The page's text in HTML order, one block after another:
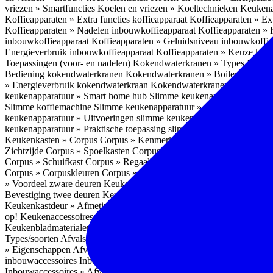
vriezen » Smartfuncties Koelen en vriezen » Koeltechnieken
Koffieapparaten » Extra functies koffieapparaat Koffieapparaten »
Koffieapparaten » Nadelen inbouwkoffieapparaat Koffieapparaten »
inbouwkoffieapparaat Koffieapparaten » Geluidsniveau
Energieverbruik inbouwkoffieapparaat Koffieapparaten » Keuze
Toepassingen (voor- en nadelen) Kokendwaterkranen » Types
Bediening kokendwaterkranen Kokendwaterkranen » Boilers
» Energieverbruik kokendwaterkraan Kokendwaterkranen »
keukenapparatuur » Smart home hub Slimme keukenapparatuur »
Slimme koffiemachine Slimme keukenapparatuur » Slimme stekker
keukenapparatuur » Uitvoeringen slimme keukenapparatuur
keukenapparatuur » Praktische toepassing slimme keukenapparatuur
Keukenkasten » Corpus Corpus » Kenmerken
Zichtzijde Corpus » Spoelkasten Corpus » Soorten keukenkasten
Corpus » Schuifkast Corpus » Regaalkast
Corpus » Corpuskleuren Corpus » Corpus in kleur
» Voordeel zware deuren Keukenkasten » Kastindeling
Bevestiging twee deuren Keukenkastdeur » Vaatwasserdeur
Keukenkastdeur » Afmetingen
op! KeukenaccessoiresKeukenaccessoires » Achterwanden
Keukenbladmaterialen als achterwand
Types/soorten Afvalsystemen » Installatie
» Eigenschappen Afvalsystemen » Inhoud
inbouwaccessoires Inbouwaccessoires » Bestek- en ladeindelingen